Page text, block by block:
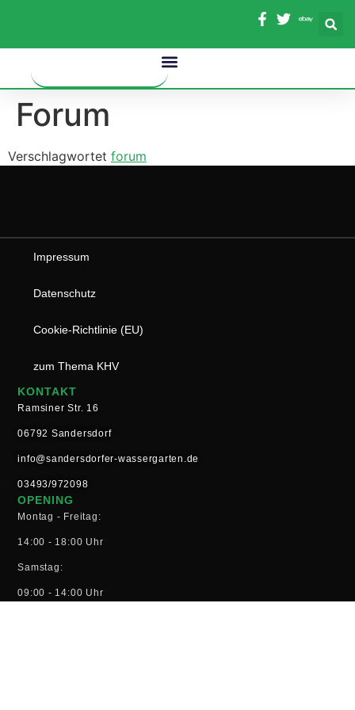
Forum
Verschlagwortet forum
Impressum
Datenschutz
Cookie-Richtlinie (EU)
zum Thema KHV
KONTAKT
Ramsiner Str. 16
06792 Sandersdorf
info@sandersdorfer-wassergarten.de
03493/972098
OPENING
Montag - Freitag:
14:00 - 18:00 Uhr
Samstag:
09:00 - 14:00 Uhr